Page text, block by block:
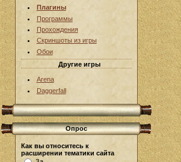
Плагины
Программы
Прохождения
Скриншоты из игры
Обои
Другие игры
Arena
Daggerfall
Опрос
Как вы относитесь к
расширении тематики сайта